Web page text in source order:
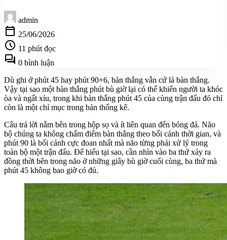
admin
calendar_today 25/06/2026
schedule 11 phút đọc
forum 0 bình luận
Dù ghi ở phút 45 hay phút 90+6, bàn thắng vẫn cứ là bàn thắng.
Vậy tại sao một bàn thắng phút bù giờ lại có thể khiến người ta khóc
òa và ngất xỉu, trong khi bàn thắng phút 45 của cùng trận đấu đó chỉ
còn là một chỉ mục trong bản thống kê.
Câu trả lời nằm bên trong hộp sọ và ít liên quan đến bóng đá. Não
bộ chúng ta không chấm điểm bàn thắng theo bối cảnh thời gian, và
phút 90 là bối cảnh cực đoan nhất mà não từng phải xử lý trong
toàn bộ một trận đấu. Để hiểu tại sao, cần nhìn vào ba thứ xảy ra
đồng thời bên trong não ở những giây bù giờ cuối cùng, ba thứ mà
phút 45 không bao giờ có đủ.